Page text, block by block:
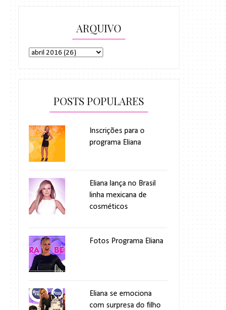
ARQUIVO
POSTS POPULARES
Inscrições para o
programa Eliana
Eliana lança no Brasil
linha mexicana de
cosméticos
Fotos Programa Eliana
Eliana se emociona
com surpresa do filho